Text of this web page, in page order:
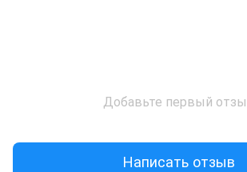
Добавьте первый
Написать отзыв